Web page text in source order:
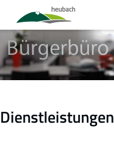
Dienstleistungen